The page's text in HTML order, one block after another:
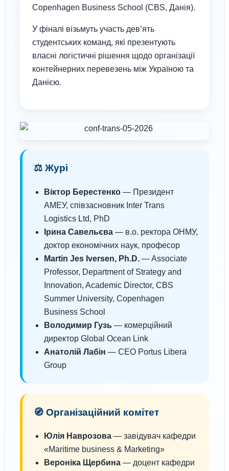
Copenhagen Business School (CBS, Данія).
У фіналі візьмуть участь дев’ять
студентських команд, які презентують
власні логістичні рішення щодо організації
контейнерних перевезень між Україною та
Данією.
⚖️ Журі
Віктор Берестенко — Президент
АМЕУ, співзасновник Inter Trans
Logistics Ltd, PhD
Ірина Савельєва — в.о. ректора ОНМУ,
доктор економічних наук, професор
Martin Jes Iversen, Ph.D. — Associate
Professor, Department of Strategy and
Innovation, Academic Director, CBS
Summer University, Copenhagen
Business School
Володимир Гузь — комерційний
директор Global Ocean Link
Анатолій Лабін — CEO Portus Libera
Group
🧭 Організаційний комітет
Юлія Наврозова — завідувач кафедри
«Maritime business & Marketing»
Вероніка Щербина — доцент кафедри